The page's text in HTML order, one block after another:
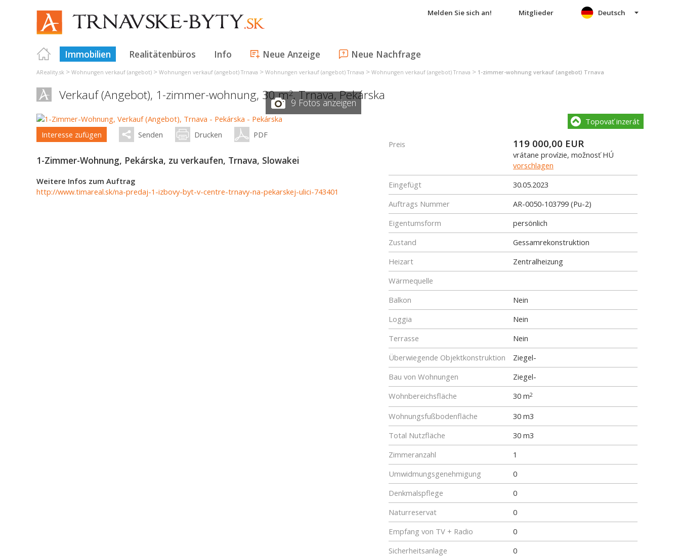
Melden Sie sich an! Mitglieder
Immobilien Realitätenbüros Info Neue Anzeige Neue Nachfrage
Deutsch
AReality.sk > Wohnungen verkauf (angebot) > Wohnungen verkauf (angebot) Trnava > Wohnungen verkauf (angebot) Trnava > Wohnungen verkauf (angebot) Trnava > 1-zimmer-wohnung verkauf (angebot) Trnava
Verkauf (Angebot), 1-zimmer-wohnung, 30 m2,Trnava,Pekárska
9 Fotos anzeigen
Interesse zufügen Senden Drucken PDF
1-Zimmer-Wohnung, Pekárska, zu verkaufen, Trnava, Slowakei
Weitere Infos zum Auftrag
http://www.timareal.sk/na-predaj-1-izbovy-byt-v-centre-trnavy-na-pekarskej-ulici-743401
Topovať inzerát
Preis 119 000,00 EUR
vrátane provízie, možnosť HÚ
vorschlagen
Eingefügt
30.05.2023
Auftrags Nummer
AR-0050-103799 (Pu-2)
Eigentumsform
persönlich
Zustand
Gessamrekonstruktion
Heizart
Zentralheizung
Wärmequelle
Balkon
Nein
Loggia
Nein
Terrasse
Nein
Überwiegende Objektkonstruktion
Ziegel-
Bau von Wohnungen
Ziegel-
Wohnbereichsfläche
30 m2
Wohnungsfußbodenfläche
30 m3
Total Nutzfläche
30 m3
Zimmeranzahl
1
Umwidmungsgenehmigung
0
Denkmalspflege
0
Naturreservat
0
Empfang von TV + Radio
0
Sicherheitsanlage
0